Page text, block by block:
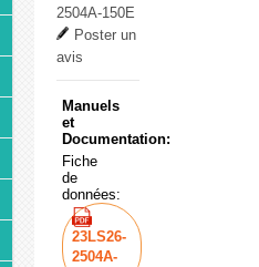
2504A-150E
Poster un
avis
Manuels
et
Documentation:
Fiche
de
données:
23LS26-
2504A-